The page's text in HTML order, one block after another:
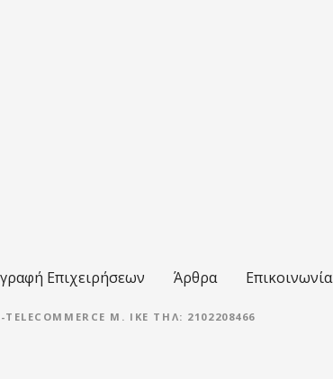
Επιχειρήσεων Άρθρα Επικοινωνία
M. IKE ΤΗΛ: 2102208466